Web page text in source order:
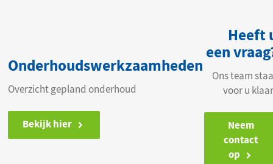
Onderhoudswerkzaamheden
Overzicht gepland onderhoud
Bekijk hier
Heeft
een
Ons team
voor u
Neem
contact
op